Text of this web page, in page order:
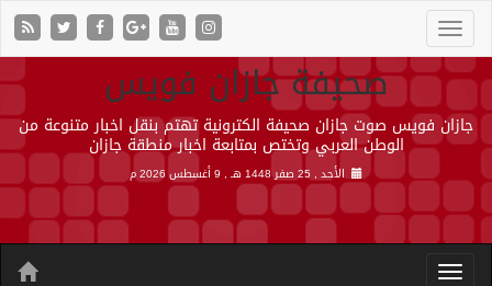
صحيفة جازان فويس
جازان فويس صوت جازان صحيفة الكترونية تهتم بنقل اخبار متنوعة من
الوطن العربي وتختص بمتابعة اخبار منطقة جازان
الأحد , 25 صفر 1448 هـ , 9 أغسطس 2026 م